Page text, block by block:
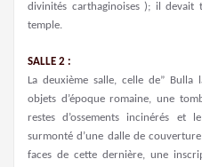
divinités carthaginoises ); il devait
temple.
SALLE 2 :
La deuxième salle, celle de” Bulla
objets d’époque romaine, une
restes d’ossements incinérés
surmonté d’une dalle de
faces de cette dernière, une